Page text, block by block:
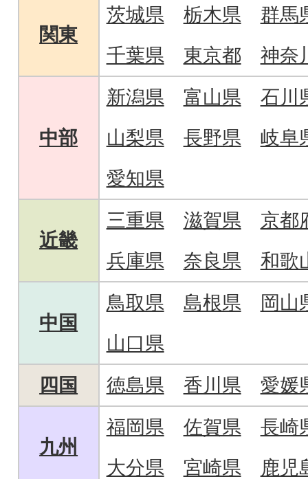
関東
茨城県 栃木県
群馬
千葉県
東京都 神奈
中部
新潟県 富山県
石川
山梨県
長野県
岐阜
愛知県
近畿
三重県 滋賀県
京都
兵庫県
奈良県 和歌
中国
鳥取県 島根県
岡山
山口県
四国
徳島県 香川県 愛媛
九州
福岡県 佐賀県
長崎
大分県
宮崎県
鹿児